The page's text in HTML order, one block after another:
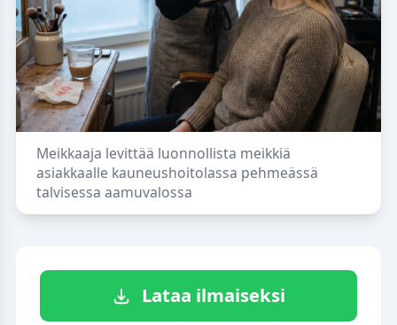
Meikkaaja levittää luonnollista meikkiä
asiakkaalle kauneushoitolassa pehmeässä
talvisessa aamuvalossa
Lataa ilmaiseksi